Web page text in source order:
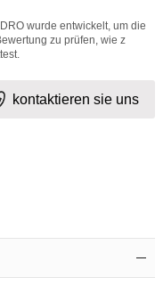
wurde entwickelt, um die
zu prüfen, wie z
kontaktieren sie uns